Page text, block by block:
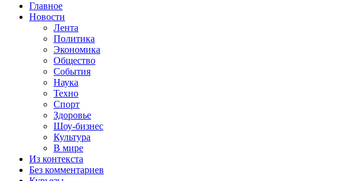
Главное
Новости
Лента
Политика
Экономика
Общество
События
Наука
Техно
Спорт
Здоровье
Шоу-бизнес
Культура
В мире
Из контекста
Без комментариев